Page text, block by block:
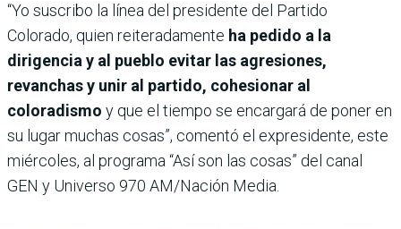
“Yo suscribo la línea del presidente del Partido
Colorado, quien reiteradamente ha pedido a la
dirigencia y al pueblo evitar las agresiones,
revanchasy unir al partido, cohesionar al
coloradismo y que el tiempo se encargará de poner en
su lugar muchas cosas”, comentó el expresidente, este
miércoles, al programa “Así son las cosas” del canal
GEN y Universo 970 AM/Nación Media.